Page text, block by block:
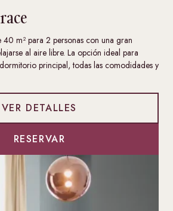
m² para 2 personas con una gran
al aire libre. La opción ideal para
principal, todas las comodidades y
VER DETALLES
RESERVAR